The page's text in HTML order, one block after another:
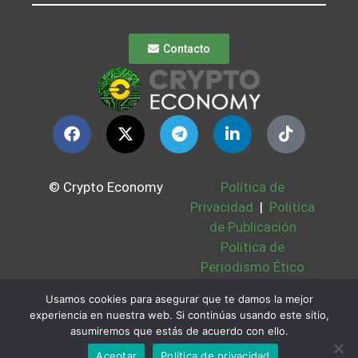
Contacto
© Crypto Economy
Política de
Privacidad | Política
de Publicación
Política de
Periodismo Ético
Bases Legales |
Partners | Sobre
Nosotros
Usamos cookies para asegurar que te damos la mejor
experiencia en nuestra web. Si continúas usando este sitio,
asumiremos que estás de acuerdo con ello.
Aceptar
Política de privacidad